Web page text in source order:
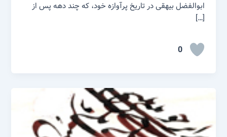
ابوالفضل بیهقی در تاریخ پرآوازه خود، که چند دهه پس از
[…]
0